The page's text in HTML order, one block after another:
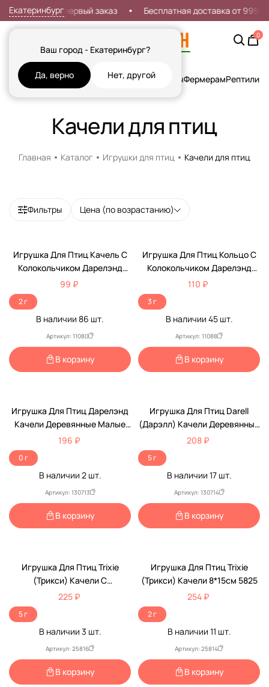
Екатеринбург
Ваш город - Екатеринбург?
Да, верно Нет, другой
Скидка 7% на первый заказ Бесплатная доставка от 999р
0
Кошки СобакиРыбы Грызуны и Хорьки ПтицыФермерамРептилии
Качели для птиц
Главная Каталог Игрушки для птиц Качели для птиц
Фильтры Цена (по возрастанию)
Игрушка Для Птиц Качель С
Колокольчиком Дарелэнд
Rp5021
99 ₽
2 г
В наличии 86 шт.
Артикул: 11080
В корзину
Игрушка Для Птиц Кольцо С
Колокольчиком Дарелэнд
Rp5024
110 ₽
3 г
В наличии 45шт.
Артикул: 11088
В корзину
Игрушка Для Птиц Дарелэнд
Качели Деревянные Малые
Rp8531
196 ₽
0 г
В наличии 2шт.
Артикул: 130713
В корзину
Игрушка Для Птиц Darell
(Дарэлл) Качели Деревянные
Средние Rp8532
208 ₽
5 г
В наличии 17шт.
Артикул: 130714
В корзину
Игрушка Для Птиц Trixie
(Трикси) Качели С
Колокольчиком 12,5*13,5см
225 ₽
5 г
В наличии 3 шт.
Артикул: 25816
В корзину
Игрушка Для Птиц Trixie
(Трикси) Качели 8*15см 5825
254 ₽
2 г
В наличии 11 шт.
Артикул: 25814
В корзину